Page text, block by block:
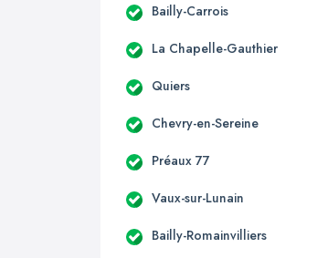
Bailly-Carrois
La Chapelle-Gauthier
Quiers
Chevry-en-Sereine
Préaux 77
Vaux-sur-Lunain
Bailly-Romainvilliers